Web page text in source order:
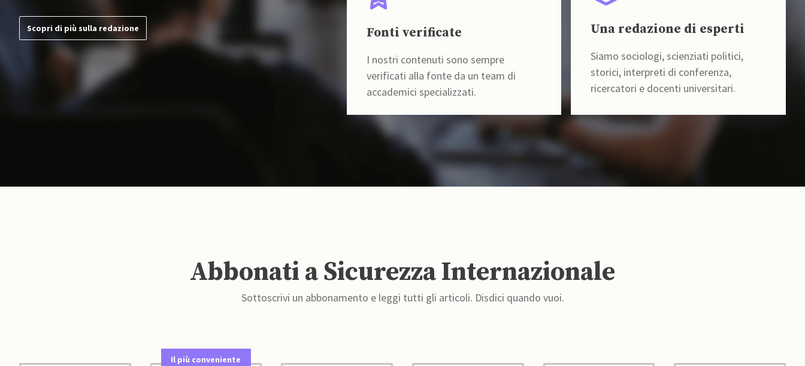
Scopri di più sulla redazione Fonti verificate
I nostri contenuti sono sempre
verificati alla fonte da un team di
accademici specializzati.
Una redazione di esperti
Siamo sociologi, scienziati politici,
storici, interpreti di conferenza,
ricercatori e docenti universitari.
Abbonati a Sicurezza Internazionale
Sottoscrivi un abbonamento e leggi tutti gli articoli. Disdici quando vuoi.
Il più conveniente